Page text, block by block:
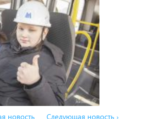
новость Следующая новость ›